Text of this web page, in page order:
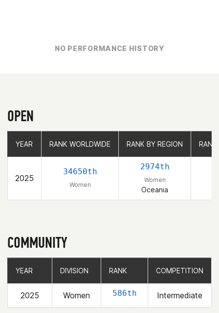
NO PERFORMANCE HISTORY
OPEN
YEAR RANK WORLDWIDE RANK BY REGION
2025
34650th
Women
2974th
Women
Oceania
YEAR RANK WORLDWIDE RANK BY REGION
COMMUNITY
YEAR DIVISION RANK COMPETITION
2025 Women 586th Intermediate
YEAR DIVISION RANK COMPETITION